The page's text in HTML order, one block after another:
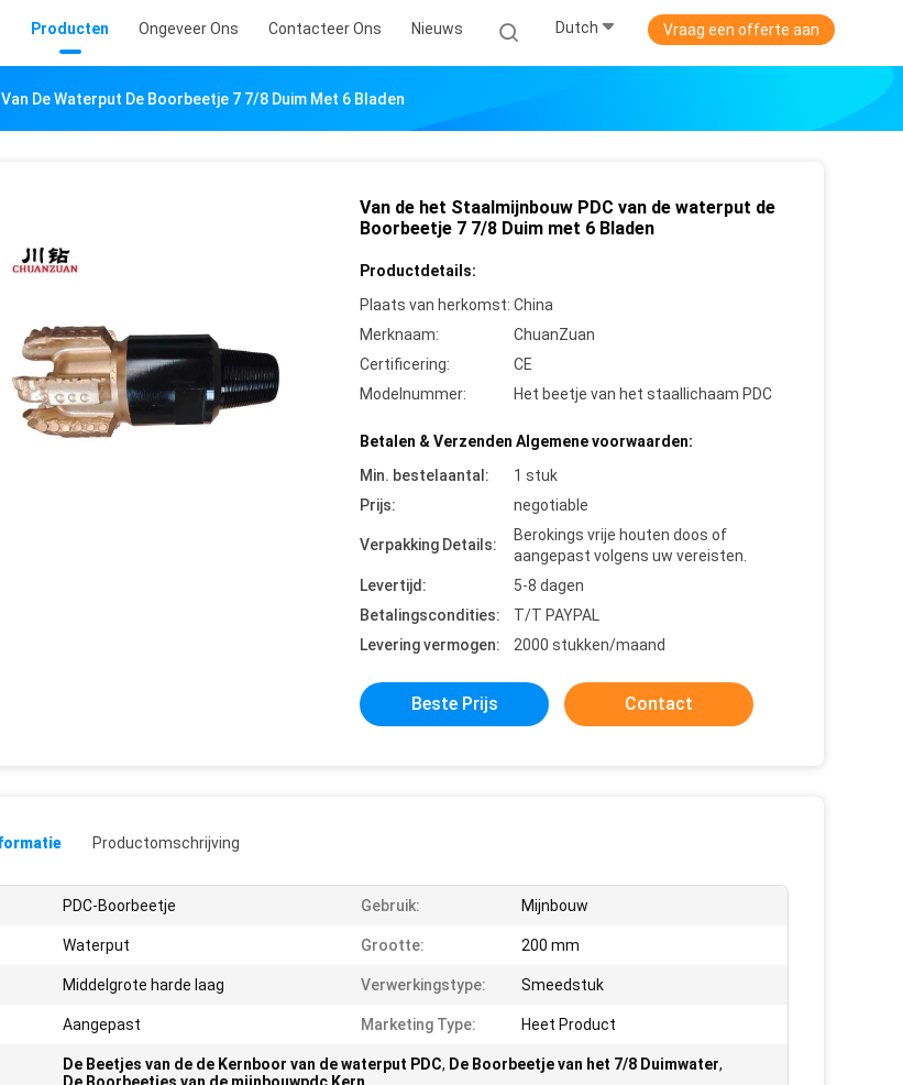
Producten Ongeveer Ons Contacteer Ons Nieuws Dutch Vraag een offerte aan
De Waterput De Boorbeetje 7 7/8 Duim Met 6 Bladen
Van de het Staalmijnbouw PDC van de waterput de
Boorbeetje 7 7/8 Duim met 6 Bladen
Productdetails:
Plaats van herkomst: China
Merknaam:
ChuanZuan
Certificering:
CE
Modelnummer:
Het beetje van het staallichaam PDC
Betalen & Verzenden Algemene voorwaarden:
Min. bestelaantal:
1 stuk
Prijs:
negotiable
Verpakking Details:
Berokings vrije houten doos of
aangepast volgens uw vereisten.
Levertijd:
5-8 dagen
Betalingscondities:
T/T PAYPAL
Levering vermogen:
2000 stukken/maand
Beste Prijs Contact
Productomschrijving
PDC-Boorbeetje Gebruik: Mijnbouw
Waterput Grootte: 200 mm
Middelgrote harde laag Verwerkingstype: Smeedstuk
Aangepast Marketing Type: Heet Product
De Beetjes van de de Kernboor van de waterput PDC, De Boorbeetje van het 7/8 Duimwater,